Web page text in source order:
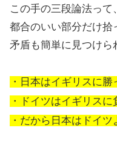
この手の三段論法って、
都合のいい部分だけ拾
矛盾も簡単に見つけら
・日本はイギリスに勝
・ドイツはイギリスに
・だから日本はドイツ